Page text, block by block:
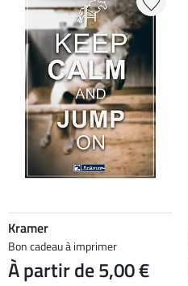
Kramer
Bon cadeau à imprimer
À partir de 5,00 €